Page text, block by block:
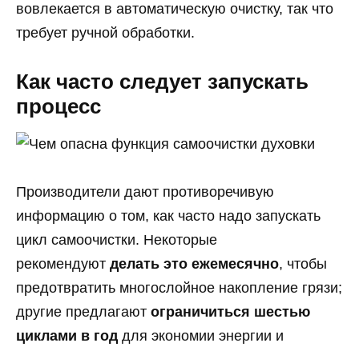
вовлекается в автоматическую очистку, так что
требует ручной обработки.
Как часто следует запускать
процесс
Производители дают противоречивую
информацию о том, как часто надо запускать
цикл самоочистки. Некоторые
рекомендуют делать это ежемесячно, чтобы
предотвратить многослойное накопление грязи;
другие предлагают ограничиться шестью
циклами в год для экономии энергии и